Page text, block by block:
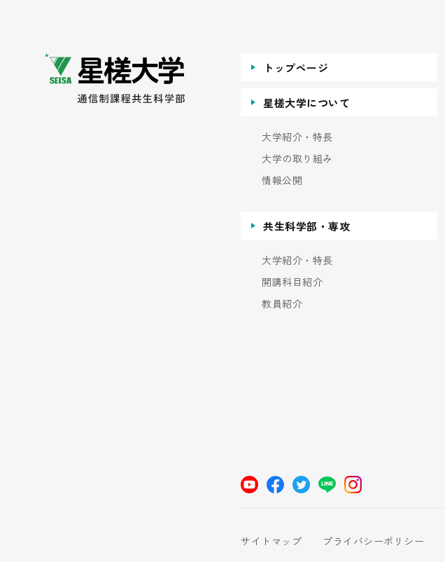
トップページ
星槎大学について
大学紹介・特長
大学の取り組み
情報公開
共生科学部・専攻
大学紹介・特長
開講科目紹介
教員紹介
サイトマップ プライバシーポリシー